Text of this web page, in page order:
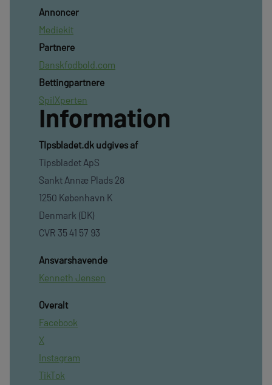
Annoncer
Mediekit
Partnere
Danskfodbold.com
Bettingpartnere
SpilXperten
Information
TIpsbladet.dk udgives af
Tipsbladet ApS
Sankt Annæ Plads 28
1250 København K
Denmark (DK)
CVR 35 41 57 93
Ansvarshavende
Kenneth Jensen
Overalt
Facebook
X
Instagram
TikTok